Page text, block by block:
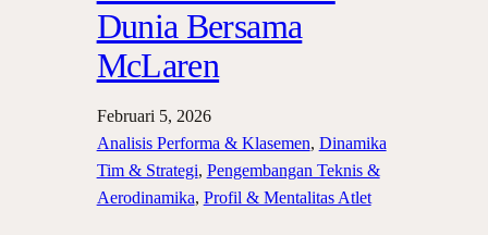
Dunia Bersama
McLaren
Februari 5, 2026
Analisis Performa & Klasemen, Dinamika
Tim & Strategi, Pengembangan Teknis &
Aerodinamika, Profil & Mentalitas Atlet